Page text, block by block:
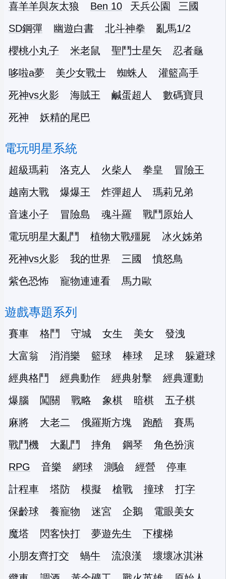
喜羊羊與灰太狼
Ben 10 天兵公園
三國
SD鋼彈
幽遊白書 北斗神拳
亂馬1/2
櫻桃小丸子
米老鼠 聖鬥士星矢
忍者龜
哆啦a夢
美少女戰士 蜘蛛人
灌籃高手
死神vs火影
海賊王 鹹蛋超人
數碼寶貝
死神
妖精的尾巴
電玩明星系統
超級瑪莉 洛克人 火柴人 拳皇
冒險王
越南大戰
爆爆王 炸彈超人
瑪莉兄弟
音速小子
冒險島 魂斗羅
戰鬥原始人
電玩明星大亂鬥
植物大戰殭屍
冰火姊弟
死神vs火影
我的世界 三國
憤怒鳥
紫色恐怖
寵物連連看 馬力歐
遊戲專題系列
賽車 格鬥 守城 女生 美女
發洩
大富翁
消消樂 籃球 棒球 足球
躲避球
經典格鬥
經典動作 經典射擊
經典運動
爆腦
闖關 戰略 象棋 暗棋
五子棋
麻將
大老二 俄羅斯方塊 跑酷
賽馬
戰鬥機
大亂鬥 摔角 鋼琴
角色扮演
RPG
音樂 網球 測驗 經營
停車
計程車
塔防 模擬 槍戰 撞球
打字
保齡球
養寵物 迷宮 企鵝
電眼美女
魔塔
閃客快打 夢遊先生
下樓梯
小朋友齊打交
蝸牛 流浪漢
壞壞冰淇淋